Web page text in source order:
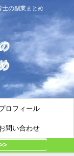
士の副業まとめ
ロフィール
問い合わせ